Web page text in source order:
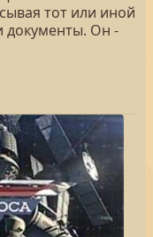
тот или иной
документы. Он -